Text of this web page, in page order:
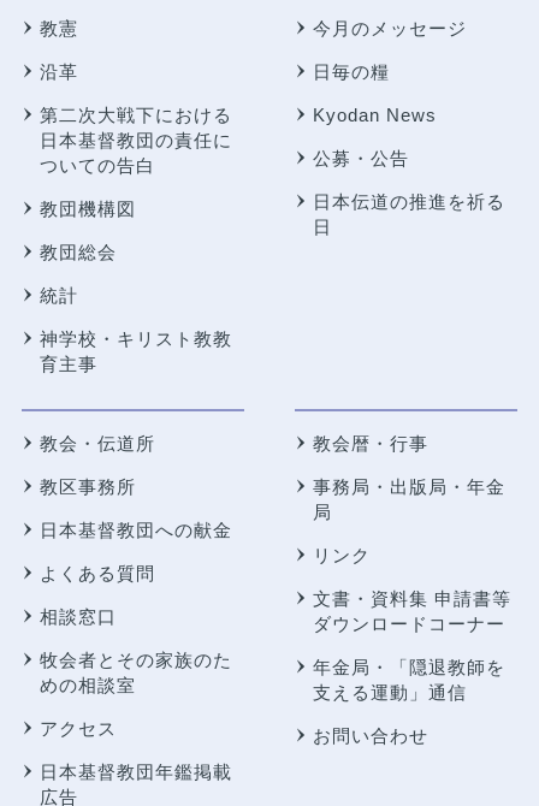
教憲
沿革
第二次大戦下における
日本基督教団の責任に
ついての告白
教団機構図
教団総会
統計
神学校・キリスト教教
育主事
今月のメッセージ
日毎の糧
Kyodan News
公募・公告
日本伝道の推進を祈る
日
教会・伝道所
教区事務所
日本基督教団への献金
よくある質問
相談窓口
牧会者とその家族のた
めの相談室
アクセス
日本基督教団年鑑掲載
広告
教会暦・行事
事務局・出版局・年金
局
リンク
文書・資料集 申請書等
ダウンロードコーナー
年金局・
「隠退教師を
支える運動」通信
お問い合わせ